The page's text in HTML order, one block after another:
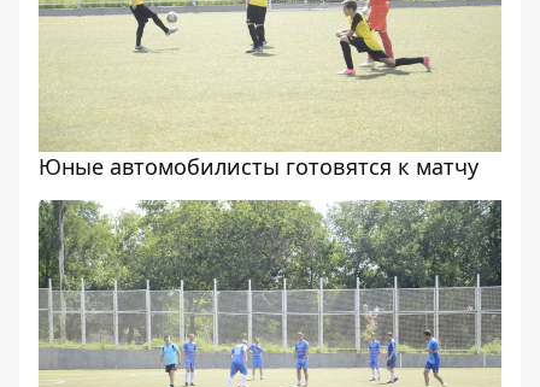
Юные автомобилисты готовятся к матчу